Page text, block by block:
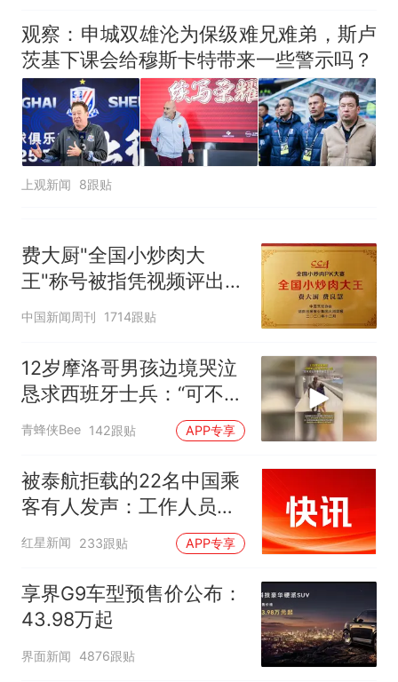
观察：申城双雄沦为保级难兄难弟，斯卢
茨基下课会给穆斯卡特带来一些警示吗？
上观新闻 8跟贴
费大厨"全国小炒肉大
王"称号被指凭视频评出
官方回应
中国新闻周刊 1714跟贴
12岁摩洛哥男孩边境哭泣
恳求西班牙士兵：“可不可
以不要把我遣返回国”
青蜂侠Bee 142跟贴 APP专享
被泰航拒载的22名中国乘
客有人发声：工作人员承
诺免费改签，最后却自费
买机票回国
红星新闻 233跟贴 APP专享
享界G9车型预售价公布：
43.98万起
界面新闻 4876跟贴